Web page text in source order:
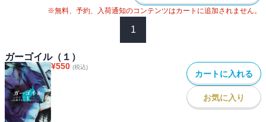
※無料、予約、入荷通知のコンテンツはカートに追加されません。
1
ガーゴイル（１）
¥550 (税込)
カートに入れる
お気に入り